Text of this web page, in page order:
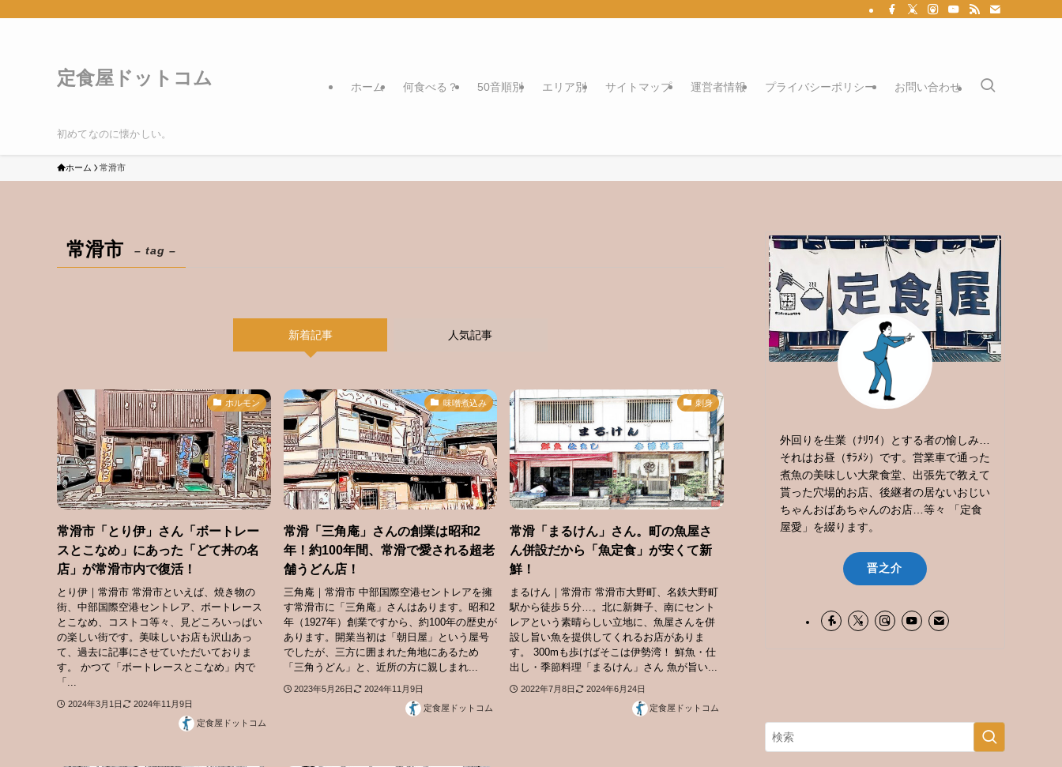
定食屋ドットコム
初めてなのに懐かしい。
ホーム 何食べる？ 50音順別 エリア別 サイトマップ 運営者情報 プライバシーポリシー お問い合わせ
ホーム 常滑市
常滑市 – tag –
新着記事 人気記事
ホルモン
常滑市「とり伊」さん「ボートレー
スとこなめ」にあった「どて丼の名
店」が常滑市内で復活！
とり伊｜常滑市 常滑市といえば、焼き物の
街、中部国際空港セントレア、ボートレース
とこなめ、コストコ等々、見どころいっぱい
の楽しい街です。美味しいお店も沢山あっ
て、過去に記事にさせていただいておりま
す。 かつて「ボートレースとこなめ」内で
「...
2024年3月1日 2024年11月9日
定食屋ドットコム
味噌煮込み
常滑「三角庵」さんの創業は昭和2
年！約100年間、常滑で愛される超老
舗うどん店！
三角庵｜常滑市 中部国際空港セントレアを擁
す常滑市に「三角庵」さんはあります。昭和2
年（1927年）創業ですから、約100年の歴史が
あります。開業当初は「朝日屋」という屋号
でしたが、三方に囲まれた角地にあるため
「三角うどん」と、近所の方に親しまれ...
2023年5月26日 2024年11月9日
定食屋ドットコム
刺身
常滑「まるけん」さん。町の魚屋さ
ん併設だから「魚定食」が安くて新
鮮！
まるけん｜常滑市 常滑市大野町、名鉄大野町
駅から徒歩５分…。北に新舞子、南にセント
レアという素晴らしい立地に、魚屋さんを併
設し旨い魚を提供してくれるお店がありま
す。 300mも歩けばそこは伊勢湾！ 鮮魚・仕
出し・季節料理「まるけん」さん 魚が旨い...
2022年7月8日 2024年6月24日
定食屋ドットコム
外回りを生業（ﾅﾘﾜｲ）とする者の愉しみ…
それはお昼（ｻﾗﾒｼ）です。営業車で通った
煮魚の美味しい大衆食堂、出張先で教えて
貰った穴場的お店、後継者の居ないおじい
ちゃんおばあちゃんのお店…等々 「定食
屋愛」を綴ります。
晋之介